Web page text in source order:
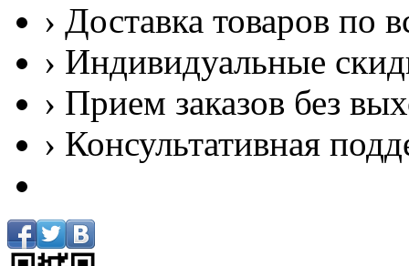
› Доставка товаров по
› Индивидуальные
› Прием заказов без
› Консультативная